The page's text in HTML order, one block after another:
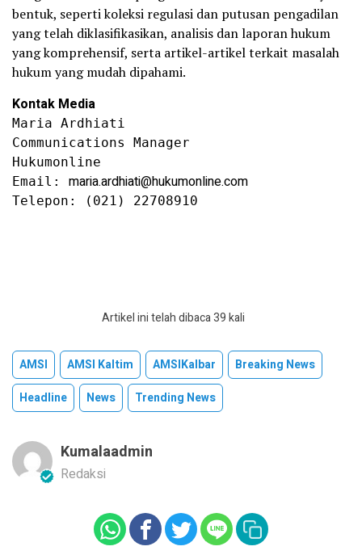
bentuk, seperti koleksi regulasi dan putusan pengadilan
yang telah diklasifikasikan, analisis dan laporan hukum
yang komprehensif, serta artikel-artikel terkait masalah
hukum yang mudah dipahami.
Kontak Media
Maria Ardhiati
Communications Manager
Hukumonline
Email: maria.ardhiati@hukumonline.com
Telepon: (021) 22708910
Artikel ini telah dibaca 39 kali
AMSI AMSI Kaltim AMSIKalbar
Breaking News
Headline
News Trending News
Kumalaadmin
Redaksi